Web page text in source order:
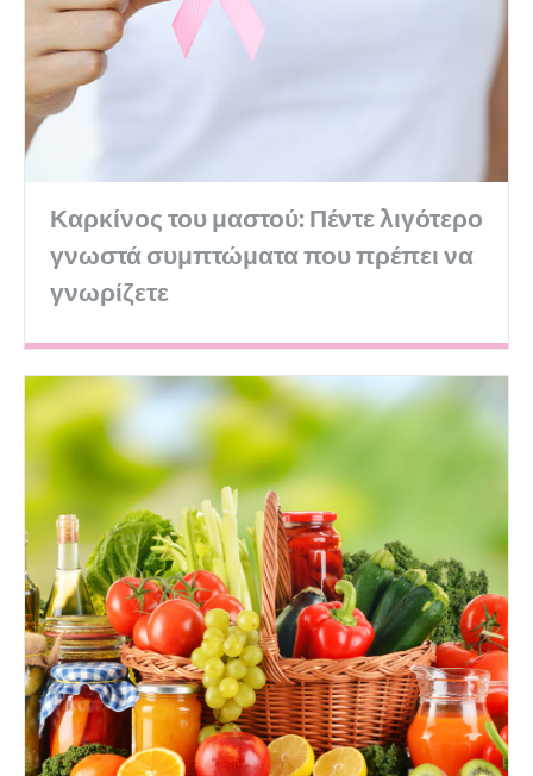
Καρκίνος του μαστού: Πέντε λιγότερο
γνωστά συμπτώματα που πρέπει να
γνωρίζετε